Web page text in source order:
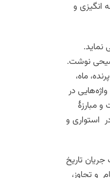
انگیزی و
نماید.
نوشت.
ماه،
در
مبارزۀ
استواری و
تاریخ
و تجاوز،